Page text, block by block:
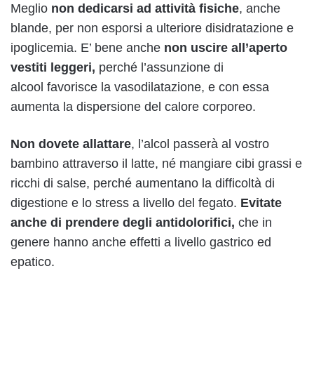
Meglio non dedicarsi ad attività fisiche, anche
blande, per non esporsi a ulteriore disidratazione e
ipoglicemia. E’ bene anche non uscire all’aperto
vestiti leggeri, perché l’assunzione di
alcool favorisce la vasodilatazione, e con essa
aumenta la dispersione del calore corporeo.
Non dovete allattare, l’alcol passerà al vostro
bambino attraverso il latte, né mangiare cibi grassi e
ricchi di salse, perché aumentano la difficoltà di
digestione e lo stress a livello del fegato. Evitate
anche di prendere degli antidolorifici, che in
genere hanno anche effetti a livello gastrico ed
epatico.